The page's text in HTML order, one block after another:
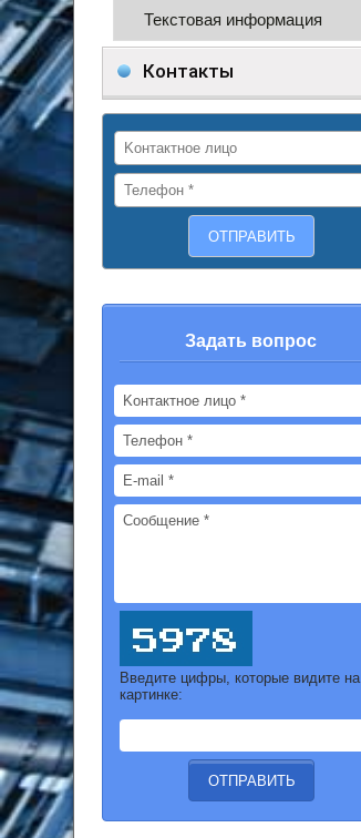
Текстовая информация
Контакты
Задать вопрос
Введите цифры, которые видите на
картинке: